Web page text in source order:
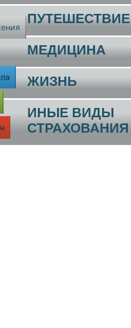
ПУТЕШЕСТВИЕ
МЕДИЦИНА
ЖИЗНЬ
ИНЫЕ ВИДЫ
СТРАХОВАНИЯ